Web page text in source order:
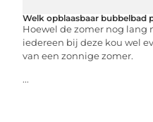
Welk opblaasbaar bubbelbad
Hoewel de zomer nog lang
iedereen bij deze kou wel
van een zonnige zomer.
...